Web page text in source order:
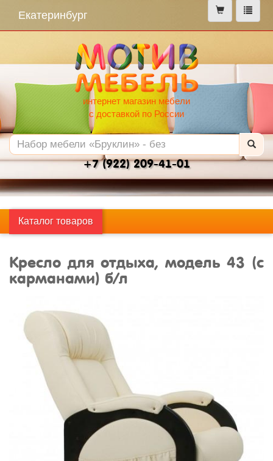
меню
Екатеринбург
интернет магазин мебели
с доставкой по России
+7 (922) 209-41-01
Каталог товаров
Кресло для отдыха, модель 43 (с
карманами) б/л